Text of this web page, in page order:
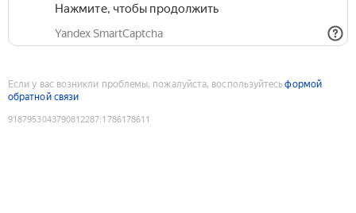
Нажмите, чтобы продолжить
Yandex SmartCaptcha
Если у вас возникли проблемы, пожалуйста, воспользуйтесьформой
обратной связи
9187953043790812287:1786178611